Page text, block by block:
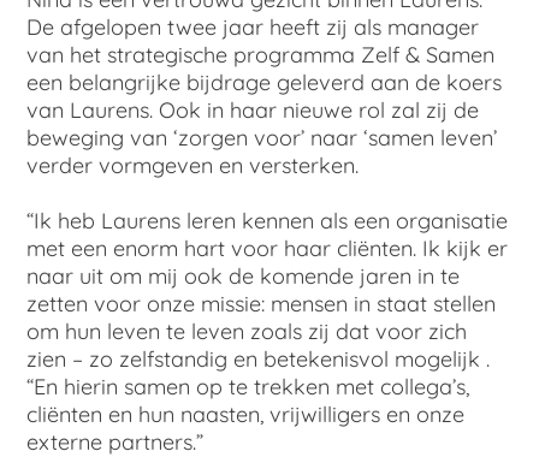
De afgelopen twee jaar heeft zij als manager
van het strategische programma Zelf & Samen
een belangrijke bijdrage geleverd aan de koers
van Laurens. Ook in haar nieuwe rol zal zij de
beweging van ‘zorgen voor’ naar ‘samen leven’
verder vormgeven en versterken.
“Ik heb Laurens leren kennen als een organisatie
met een enorm hart voor haar cliënten. Ik kijk er
naar uit om mij ook de komende jaren in te
zetten voor onze missie: mensen in staat stellen
om hun leven te leven zoals zij dat voor zich
zien – zo zelfstandig en betekenisvol mogelijk .
“En hierin samen op te trekken met collega’s,
cliënten en hun naasten, vrijwilligers en onze
externe partners.”